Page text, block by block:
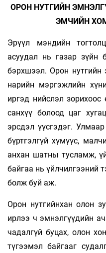
ОРОН НУТГИЙН
ЭМЧИЙН
Эрүүл мэндийн
асуудал нь газар зүйн
бэрхшээл. Орон нутгийн
нарийн мэргэжлийн
иргэд нийслэл
санхүү болоод цаг
эрсдэл үүсгэдэг.
бүртгэлгүй хүмүүс,
анхан шатны тусламж,
байгаа нь үйлчилгээний
болж буй аж.
Орон нутгийнхан олон
ирлээ ч эмнэлгүүдийн
чадалгүй буцах, олон
түгээмэл байгааг